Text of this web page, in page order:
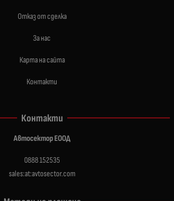
Отказ от сделка
За нас
Карта на сайта
Контакти
Контакти
Автосектор ЕООД
0888 152535
sales:at:avtosector.com